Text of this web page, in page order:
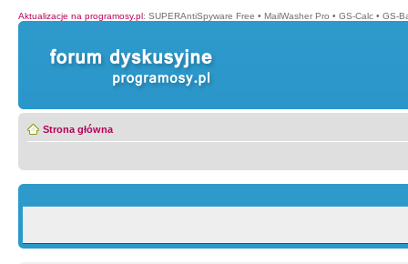
Aktualizacje na programosy.pl: SUPERAntiSpyware Free • MailWasher Pro • GS-Calc • GS-
Strona główna